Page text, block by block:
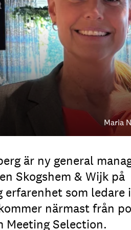
Maria
är ny general
Skogshem & Wijk på
erfarenhet som ledare
närmast från
Meeting Selection.